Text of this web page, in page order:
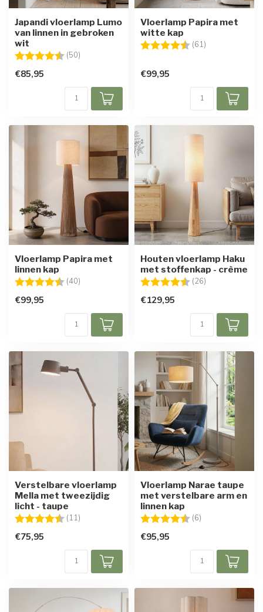
Japandi vloerlamp Lumo
van linnen in gebroken
wit
Beoordeling: (50)
€85,95
Vloerlamp Papira met
witte kap
Beoordeling: (61)
€99,95
Vloerlamp Papira met
linnen kap
Beoordeling: (40)
€99,95
Houten vloerlamp Haku
met stoffenkap - crème
Beoordeling: (26)
€129,95
Verstelbare vloerlamp
Mella met tweezijdig
licht - taupe
Beoordeling: (11)
€75,95
Vloerlamp Narae taupe
met verstelbare arm en
linnen kap
Beoordeling: (6)
€95,95